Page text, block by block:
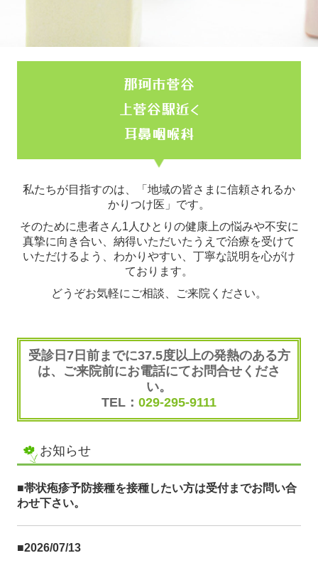
那珂市菅谷
上菅谷駅近く
耳鼻咽喉科
私たちが目指すのは、「地域の皆さまに信頼されるか
かりつけ医」です。
そのために患者さん1人ひとりの健康上の悩みや不安に
真摯に向き合い、納得いただいたうえで治療を受けて
いただけるよう、わかりやすい、丁寧な説明を心がけ
ております。
どうぞお気軽にご相談、ご来院ください。
受診日7日前までに37.5度以上の発熱のある方
は、 ご来院前にお電話にてお問合せくださ
い。
TEL： 029-295-9111
お知らせ
■帯状疱疹予防接種を接種したい方は受付までお問い合
わせ下さい。
■2026/07/13